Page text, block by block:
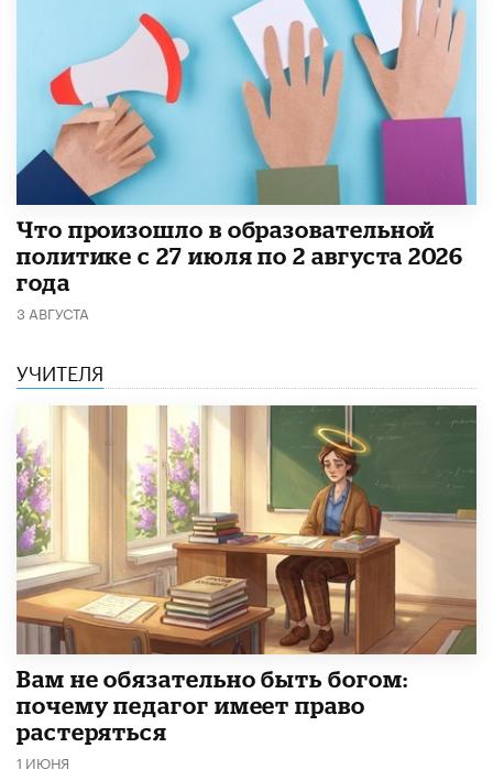
​Что произошло в образовательной
политике с 27 июля по 2 августа 2026
года
3 АВГУСТА
УЧИТЕЛЯ
​Вам не обязательно быть богом:
почему педагог имеет право
растеряться
1 ИЮНЯ